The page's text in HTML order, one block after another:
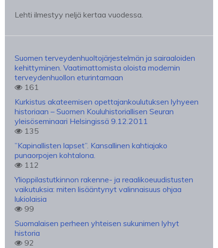
Lehti ilmestyy neljä kertaa vuodessa.
Suomen terveydenhuoltojärjestelmän ja sairaaloiden
kehittyminen. Vaatimattomista oloista modernin
terveydenhuollon eturintamaan
161
Kurkistus akateemisen opettajankoulutuksen lyhyeen
historiaan – Suomen Kouluhistoriallisen Seuran
yleisöseminaari Helsingissä 9.12.2011
135
”Kapinallisten lapset”. Kansallinen kahtiajako
punaorpojen kohtalona.
112
Ylioppilastutkinnon rakenne- ja reaalikoeuudistusten
vaikutuksia: miten lisääntynyt valinnaisuus ohjaa
lukiolaisia
99
Suomalaisen perheen yhteisen sukunimen lyhyt
historia
92